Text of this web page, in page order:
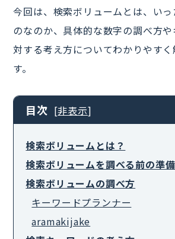
今回は、検索ボリュームとは、い
のなのか、具体的な数字の調べ方
対する考え方についてわかりやす
す。
目次 [非表示]
検索ボリュームとは？
検索ボリュームを調べる前の準備
検索ボリュームの調べ方
キーワードプランナー
aramakijake